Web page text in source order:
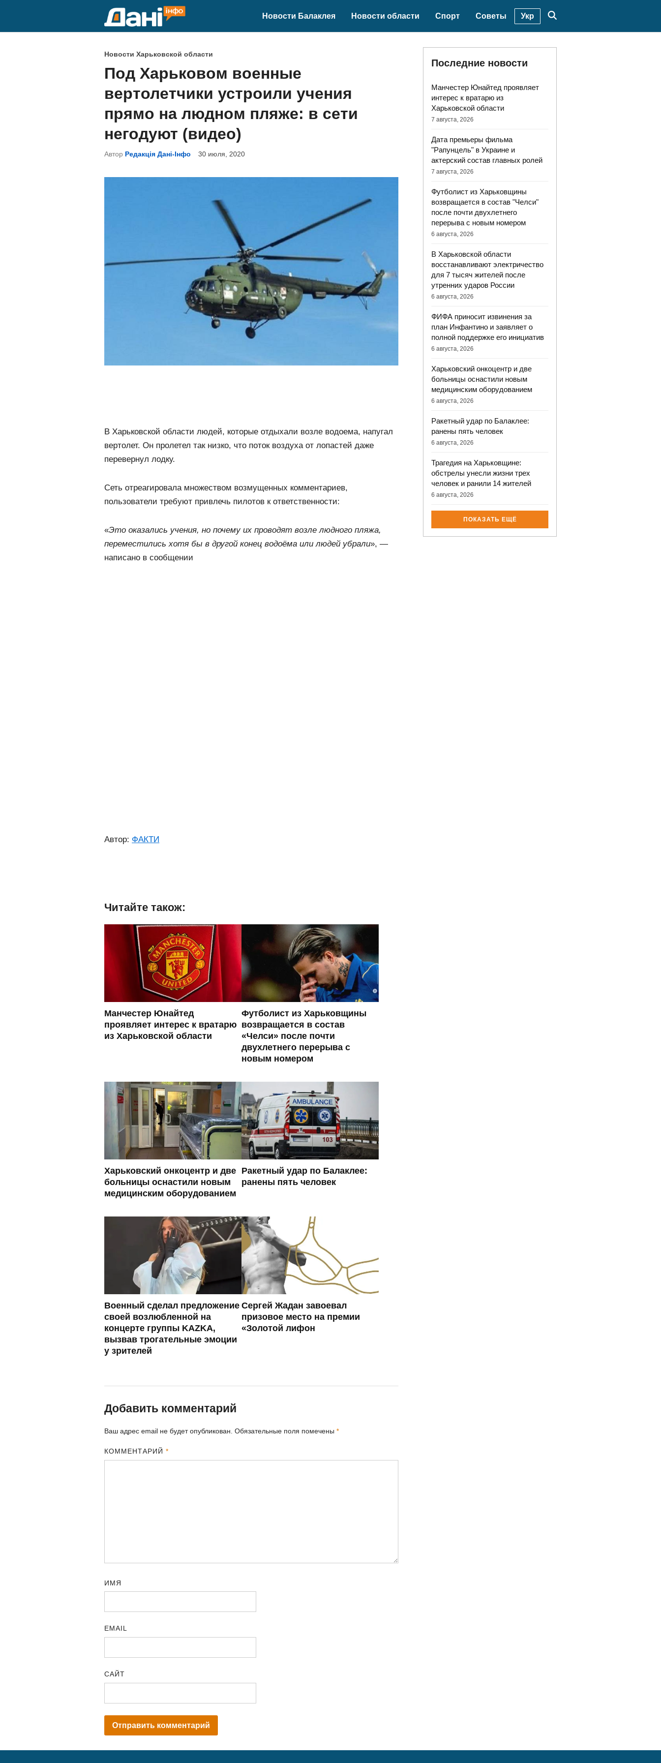
Новости Балаклея Новости области Спорт Советы Укр
О
п
у
б
л
и
о
а
Новости Харьковской области
Под Харьковом военные
вертолетчики устроили учения
прямо на людном пляже: в сети
негодуют (видео)
Автор Редакція Дані-Інфо 30 июля, 2020
В Харьковской области людей, которые отдыхали возле водоема, напугал
вертолет. Он пролетел так низко, что поток воздуха от лопастей даже
перевернул лодку.
Сеть отреагировала множеством возмущенных комментариев,
пользователи требуют привлечь пилотов к ответственности:
«Это оказались учения, но почему их проводят возле людного пляжа,
переместились хотя бы в другой конец водоёма или людей убрали», —
написано в сообщении
Автор: ФАКТИ
Читайте також:
Манчестер Юнайтед
проявляет интерес к вратарю
из Харьковской области
Футболист из Харьковщины
возвращается в состав
«Челси» после почти
двухлетнего перерыва с
новым номером
Харьковский онкоцентр и две
больницы оснастили новым
медицинским оборудованием
Ракетный удар по Балаклее:
ранены пять человек
Военный сделал предложение
своей возлюбленной на
концерте группы KAZKA,
вызвав трогательные эмоции
у зрителей
Сергей Жадан завоевал
призовое место на премии
«Золотой лифон
Добавить комментарий
Ваш адрес email не будет опубликован. Обязательные поля помечены *
КОММЕНТАРИЙ*
ИМЯ
EMAIL
САЙТ
Последние новости
Манчестер Юнайтед проявляет
интерес к вратарю из
Харьковской области
7 августа, 2026
Дата премьеры фильма
"Рапунцель" в Украине и
актерский состав главных ролей
7 августа, 2026
Футболист из Харьковщины
возвращается в состав "Челси"
после почти двухлетнего
перерыва с новым номером
6 августа, 2026
В Харьковской области
восстанавливают электричество
для 7 тысяч жителей после
утренних ударов России
6 августа, 2026
ФИФА приносит извинения за
план Инфантино и заявляет о
полной поддержке его инициатив
6 августа, 2026
Харьковский онкоцентр и две
больницы оснастили новым
медицинским оборудованием
6 августа, 2026
Ракетный удар по Балаклее:
ранены пять человек
6 августа, 2026
Трагедия на Харьковщине:
обстрелы унесли жизни трех
человек и ранили 14 жителей
6 августа, 2026
ПОКАЗАТЬ ЕЩЁ